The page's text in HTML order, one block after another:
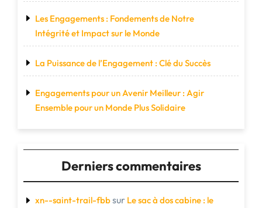
Les Engagements : Fondements de Notre
Intégrité et Impact sur le Monde
La Puissance de l’Engagement : Clé du Succès
Engagements pour un Avenir Meilleur : Agir
Ensemble pour un Monde Plus Solidaire
Derniers commentaires
xn--saint-trail-fbbsur Le sac à dos cabine : le